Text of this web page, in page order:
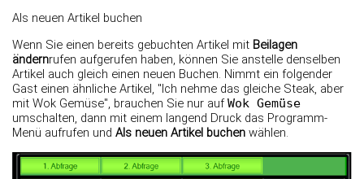
Als neuen Artikel buchen
Wenn Sie einen bereits gebuchten Artikel mit Beilagen
ändernrufen aufgerufen haben, können Sie anstelle denselben
Artikel auch gleich einen neuen Buchen. Nimmt ein folgender
Gast einen ähnliche Artikel, "Ich nehme das gleiche Steak, aber
mit Wok Gemüse", brauchen Sie nur aufWok Gemüse
umschalten, dann mit einem langend Druck das Programm-
Menü aufrufen und Als neuen Artikel buchenwählen.